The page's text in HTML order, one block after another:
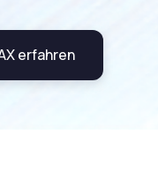
erfahren